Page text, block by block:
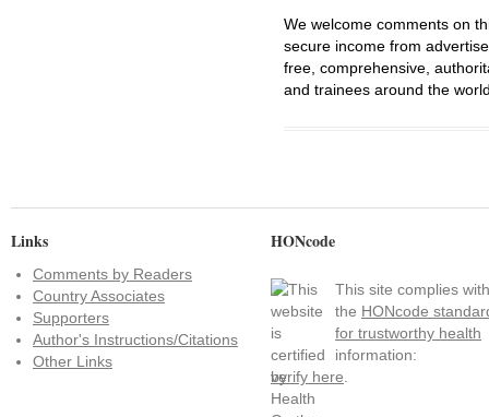
We welcome comments on
secure income from
free, comprehensive,
and trainees around the
Links
Comments by Readers
Country Associates
Supporters
Author's Instructions/Citations
Other Links
HONcode
This site complies with
the HONcode
for trustworthy health
information:
verify here